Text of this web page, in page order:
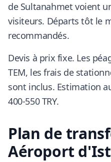
de Sultanahmet voient
visiteurs. Départs tôt le
recommandés.
Devis à prix fixe. Les
TEM, les frais de
sont inclus. Estimation
400-550 TRY.
Plan de
Aéroport